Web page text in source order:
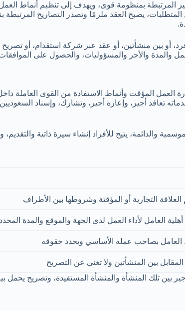
المرتبطة بمنظومة قوى، ويهدف إلى تنظيم أنماط
يصبح العقد ملزمًا وتصدر التصاريح المرتبطة
أو بين منشأتين، أو عقد عبر شركة استقدام، أو تصريح
والمدة والأجر والمسؤوليات، والحصول على
لإدارة العمل المؤقت وأنماط الاستفادة من القوى
أجير، وإعارة أجير، وتشارك، وإسناد
والدائمة، يتيح للأفراد إنشاء سيرة ذاتية
العلاقة التجارية أو المؤقتة وشروطها بين الأطراف
العامل لأداء العمل لدى الجهة والموقع والمدة
العامل بصاحب عمله الأساسي ويحدد حقوقه
بين المنشأتين ولا تغني عن التصريح
تلك المنشأة والمنشأة المستفيدة، وتصريح يحمل